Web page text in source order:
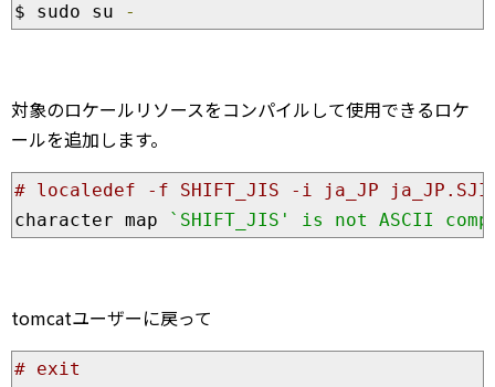
$ sudo su -
対象のロケールリソースをコンパイルして使用できるロケ
ールを追加します。
# localedef -f SHIFT_JIS -i ja_JP
character map
`SHIFT_JIS' is not ASCII
tomcatユーザーに戻って
# exit